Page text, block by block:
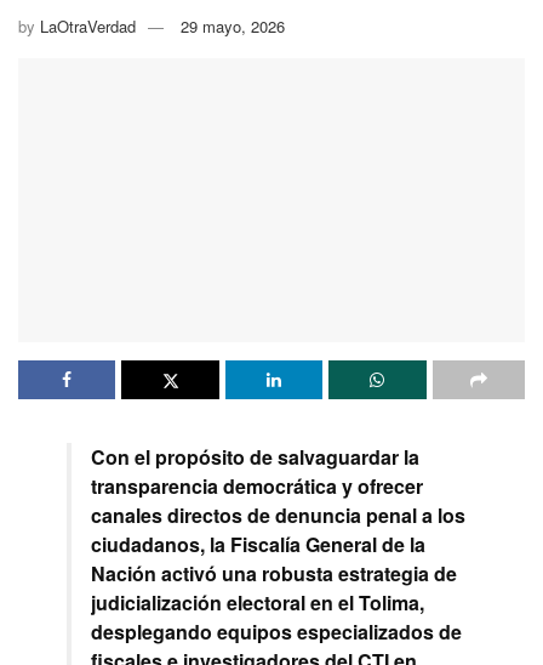
by LaOtraVerdad 29 mayo, 2026
Con el propósito de salvaguardar la
transparencia democrática y ofrecer
canales directos de denuncia penal a los
ciudadanos, la Fiscalía General de la
Nación activó una robusta estrategia de
judicialización electoral en el Tolima,
desplegando equipos especializados de